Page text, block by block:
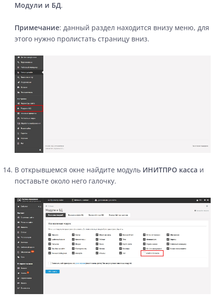
Модули и БД.
Примечание: данный раздел находится внизу меню, для
этого нужно пролистать страницу вниз.
В открывшемся окне найдите модуль ИНИТПРО касса и
поставьте около него галочку.